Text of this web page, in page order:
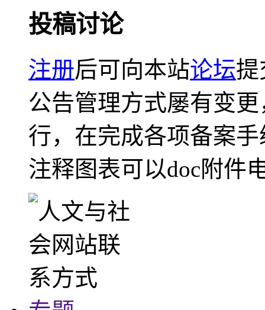
投稿讨论
注册后可向本站论坛提
公告管理方式屡有变
行，在完成各项备案
注释图表可以doc附件